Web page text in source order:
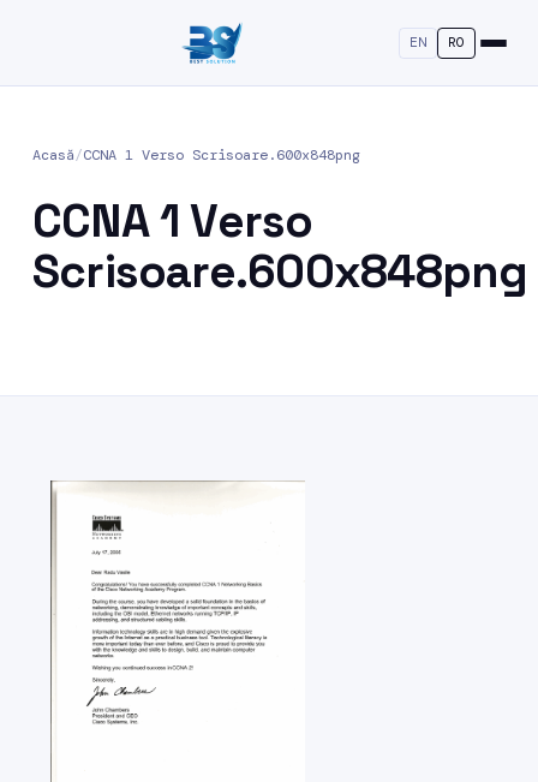
EN RO
Acasă/CCNA 1 Verso Scrisoare.600x848png
CCNA 1 Verso
Scrisoare.600x848png